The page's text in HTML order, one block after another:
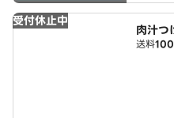
受付休止中
肉汁
送料